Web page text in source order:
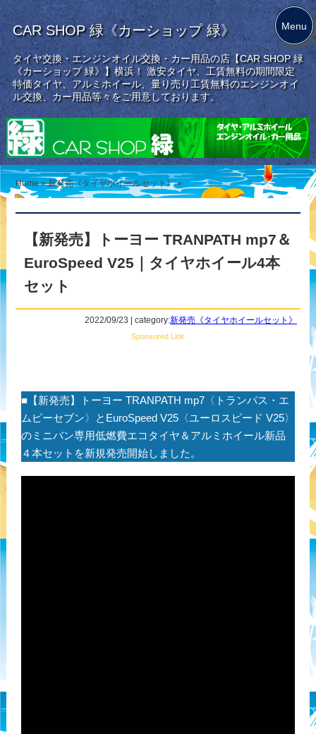
CAR SHOP 緑《カーショップ 緑》
タイヤ交換・エンジンオイル交換・カー用品の店【CAR SHOP 緑
《カーショップ 緑》】横浜！ 激安タイヤ、工賃無料の期間限定
特価タイヤ、アルミホイール、量り売り工賃無料のエンジンオイ
ル交換、カー用品等々をご用意しております。
Home »新発売《タイヤホイールセット》 »
【新発売】トーヨー TRANPATH mp7＆
EuroSpeed V25｜タイヤホイール4本
セット
2022/09/23 | category:新発売《タイヤホイールセット》
Sponsored Link
■【新発売】トーヨー TRANPATH mp7〈トランパス・エ
ムピーセブン〉とEuroSpeed V25〈ユーロスピード V25〉
のミニバン専用低燃費エコタイヤ＆アルミホイール新品
４本セットを新規発売開始しました。
Menu